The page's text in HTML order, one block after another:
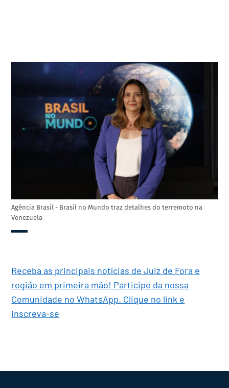
Agência Brasil - Brasil no Mundo traz detalhes do terremoto na
Venezuela
Receba as principais notícias de Juiz de Fora e
região em primeira mão! Participe da nossa
Comunidade no WhatsApp. Clique no link e
inscreva-se